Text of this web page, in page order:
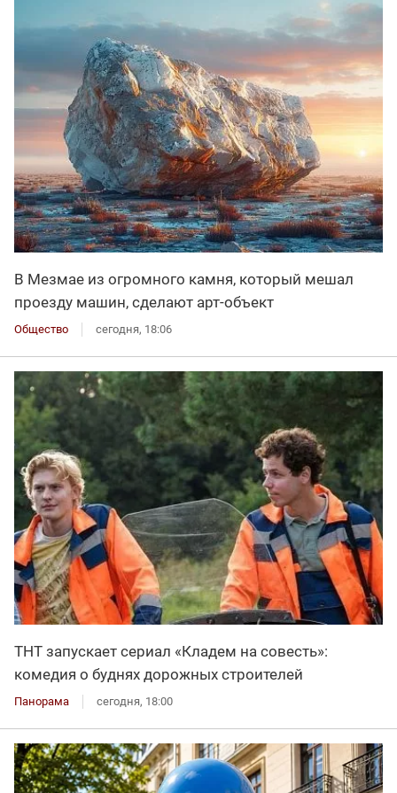
В Мезмае из огромного камня, который мешал
проезду машин, сделают арт-объект
Общество сегодня, 18:06
ТНТ запускает сериал «Кладем на совесть»:
комедия о буднях дорожных строителей
Панорама сегодня, 18:00